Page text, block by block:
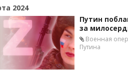
2024
Путин
за
Военная
Путина